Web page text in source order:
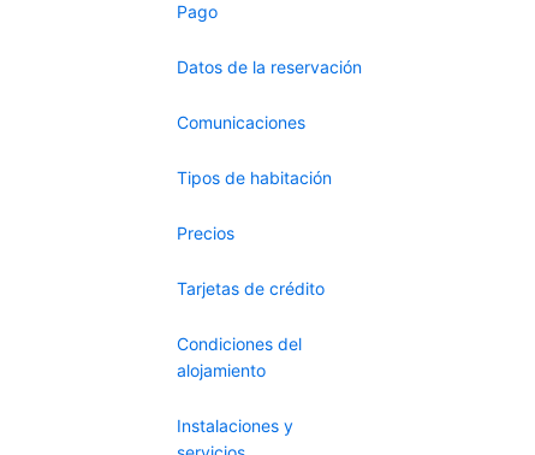
Pago
Datos de la reservación
Comunicaciones
Tipos de habitación
Precios
Tarjetas de crédito
Condiciones del
alojamiento
Instalaciones y